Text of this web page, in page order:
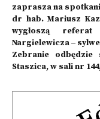
zaprasza na
dr hab. Mariusz
wygłoszą
Nargielewicza ‒
Zebranie
Staszica, w sali nr